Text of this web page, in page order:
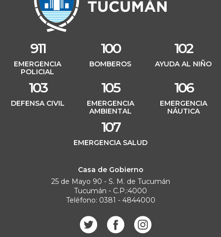
911
EMERGENCIA
POLICIAL
100
BOMBEROS
102
AYUDA AL NIÑO
103
DEFENSA CIVIL
105
EMERGENCIA
AMBIENTAL
106
EMERGENCIA
NÁUTICA
107
EMERGENCIA SALUD
Casa de Gobierno
25 de Mayo 90 - S. M. de Tucumán
Tucumán - C.P.:4000
Teléfono: 0381 - 4844000